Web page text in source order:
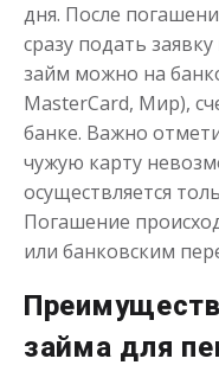
Одолжим
Сумма
дня. После
сразу подать
займ можно на
MasterCard, Мир),
банке. Важно
чужую карту
осуществляется
Погашение
или банковским
займа для